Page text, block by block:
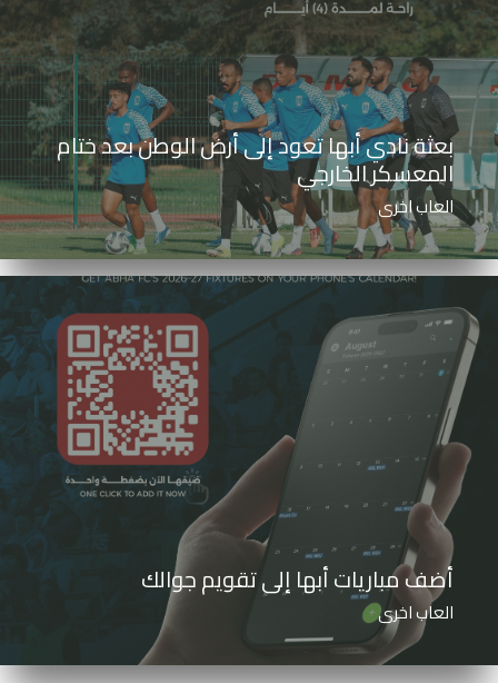
بعثة نادي أبها تعود إلى أرض الوطن بعد ختام
المعسكر الخارجي
العاب اخرى
أضف مباريات أبها إلى تقويم جوالك
العاب اخرى